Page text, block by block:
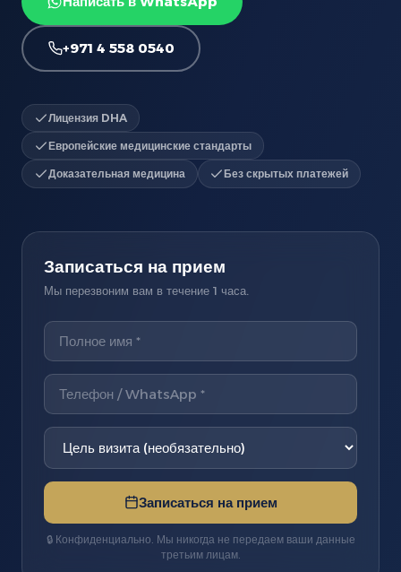
+971 4 558 0540
Лицензия DHA
Европейские медицинские стандарты
Доказательная медицина Без скрытых платежей
Записаться на прием
Мы перезвоним вам в течение 1 часа.
Записаться на прием
🔒 Конфиденциально. Мы никогда не передаем ваши данные
третьим лицам.